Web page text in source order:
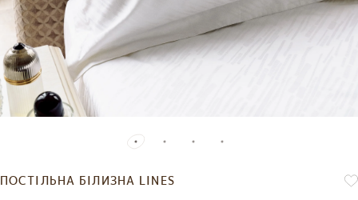
ПОСТІЛЬНА БІЛИЗНА LINES